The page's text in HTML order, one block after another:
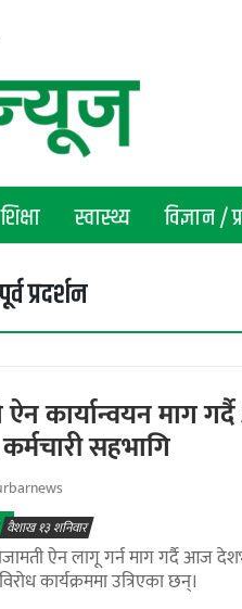
शिक्षा स्वास्थ्य विज्ञान /
प्रदर्शन
कार्यान्वयन माग
सहभागि
वैशाख १३ शनिवार
ऐन लागू गर्न माग गर्दै आज
कार्यक्रममा उत्रिएका छन्।